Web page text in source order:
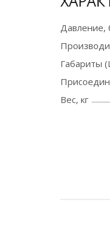
Давление,
Габариты
Вес, кг